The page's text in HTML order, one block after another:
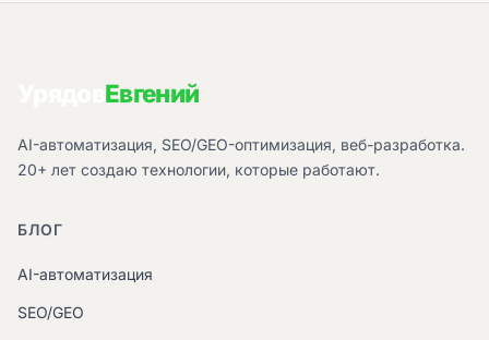
Евгений
AI-автоматизация, SEO/GEO-оптимизация, веб-разработка.
20+ лет создаю технологии, которые работают.
БЛОГ
AI-автоматизация
SEO/GEO